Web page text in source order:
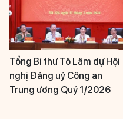
Tổng Bí thư Tô Lâm dự Hội
nghị Đảng uỷ Công an
Trung ương Quý 1/2026